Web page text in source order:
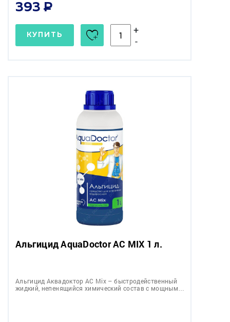
393
КУПИТЬ
+
-
Альгицид AquaDoctor AC MIX 1 л.
Альгицид Аквадоктор АС Mix – быстродейственный
жидкий, непенящийся химический состав с мощным…